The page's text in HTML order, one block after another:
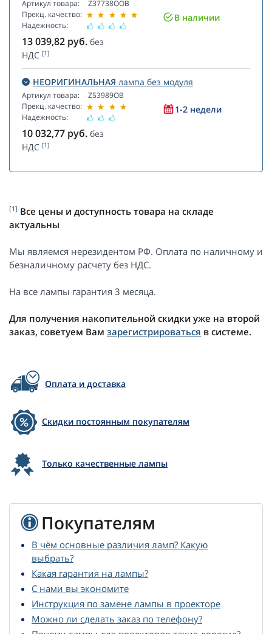
Артикул товара:
Прекц. качество:
Надежность:
Z37738OOB
В наличии
13 039,82 руб. без
НДС [1]
НЕОРИГИНАЛЬНАЯ лампа без модуля
Артикул товара:
Прекц. качество:
Надежность:
Z53989OB
1-2 недели
10 032,77 руб. без
НДС [1]
[1] Все цены и доступность товара на складе
актуальны
Мы являемся нерезидентом РФ. Оплата по наличному и
безналичному расчету без НДС.
На все лампы гарантия 3 месяца.
Для получения накопительной скидки уже на второй
заказ, советуем Вам зарегистрироваться в системе.
Оплата и доставка
Скидки постоянным покупателям
Только качественные лампы
Покупателям
В чём основные различия ламп? Какую
выбрать?
Какая гарантия на лампы?
С нами вы экономите
Инструкция по замене лампы в проекторе
Можно ли сделать заказ по телефону?